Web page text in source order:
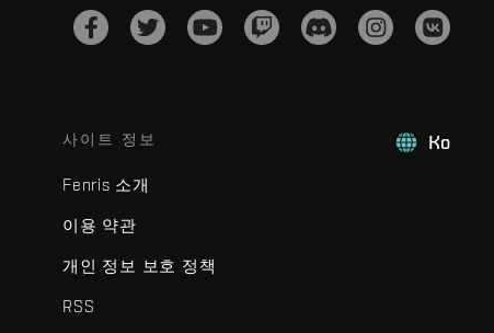
Ko
사이트 정보
Fenris 소개
이용 약관
개인 정보 보호 정책
RSS